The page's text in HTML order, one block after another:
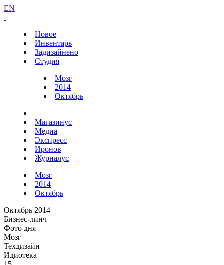
EN
Новое
Инвентарь
Задизайнено
Студия
Мозг
2014
Октябрь
Магазинус
Медиа
Экспресс
Иронов
Журналус
Мозг
2014
Октябрь
Октябрь 2014
Бизнес-линч
Фото дня
Мозг
Техдизайн
Идиотека